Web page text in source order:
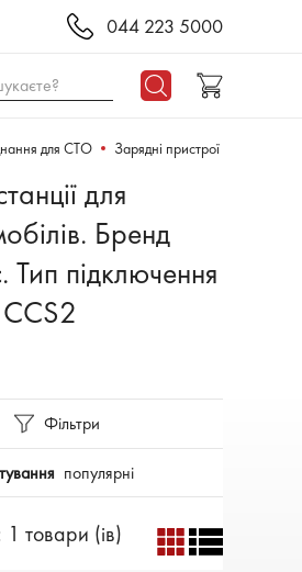
044 223 5000
для СТО Зарядні пристрої
для
Бренд
підключення
Фільтри
популярні
товари (ів)